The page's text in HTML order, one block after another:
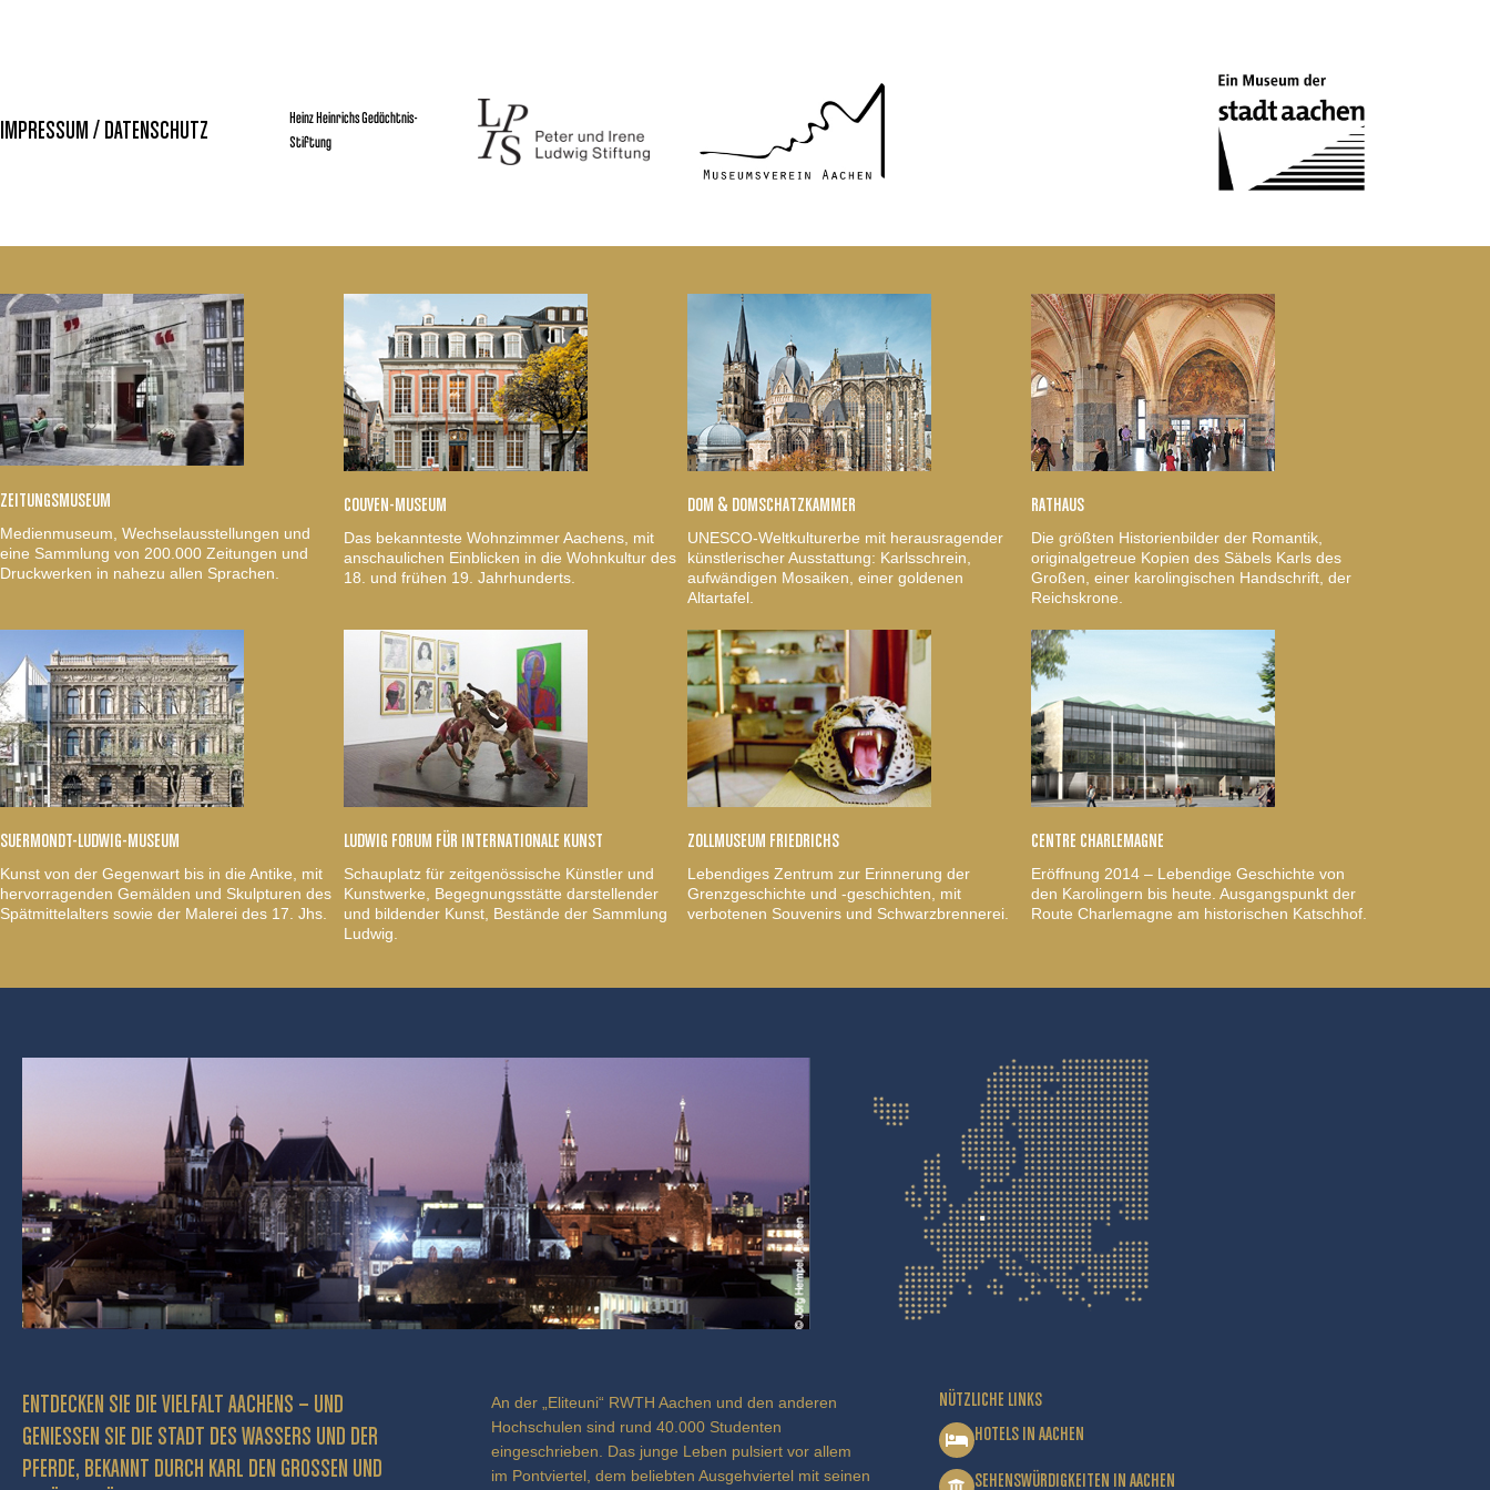
IMPRESSUM / DATENSCHUTZ
Heinz Heinrichs Gedächtnis-
Stiftung
ZEITUNGSMUSEUM
Medienmuseum, Wechselausstellungen und
eine Sammlung von 200.000 Zeitungen und
Druckwerken in nahezu allen Sprachen.
COUVEN-MUSEUM
Das bekannteste Wohnzimmer Aachens, mit
anschaulichen Einblicken in die Wohnkultur des
18. und frühen 19. Jahrhunderts.
DOM & DOMSCHATZKAMMER
UNESCO-Weltkulturerbe mit herausragender
künstlerischer Ausstattung: Karlsschrein,
aufwändigen Mosaiken, einer goldenen
Altartafel.
RATHAUS
Die größten Historienbilder der Romantik,
originalgetreue Kopien des Säbels Karls des
Großen, einer karolingischen Handschrift, der
Reichskrone.
SUERMONDT-LUDWIG-MUSEUM
Kunst von der Gegenwart bis in die Antike, mit
hervorragenden Gemälden und Skulpturen des
Spätmittelalters sowie der Malerei des 17. Jhs.
LUDWIG FORUM FÜR INTERNATIONALE KUNST
Schauplatz für zeitgenössische Künstler und
Kunstwerke, Begegnungsstätte darstellender
und bildender Kunst, Bestände der Sammlung
Ludwig.
ZOLLMUSEUM FRIEDRICHS
Lebendiges Zentrum zur Erinnerung der
Grenzgeschichte und -geschichten, mit
verbotenen Souvenirs und Schwarzbrennerei.
CENTRE CHARLEMAGNE
Eröffnung 2014 – Lebendige Geschichte von
den Karolingern bis heute. Ausgangspunkt der
Route Charlemagne am historischen Katschhof.
ENTDECKEN SIE DIE VIELFALT AACHENS – UND
GENIESSEN SIE DIE STADT DES WASSERS UND DER P
FERDE, BEKANNT DURCH KARL DEN GROSSEN UND BE
An der „Eliteuni“ RWTH Aachen und den anderen
Hochschulen sind rund 40.000 Studenten
eingeschrieben. Das junge Leben pulsiert vor allem
im Pontviertel, dem beliebten Ausgehviertel mit seinen
NÜTZLICHE LINKS
HOTELS IN AACHEN
SEHENSWÜRDIGKEITEN IN AACHEN